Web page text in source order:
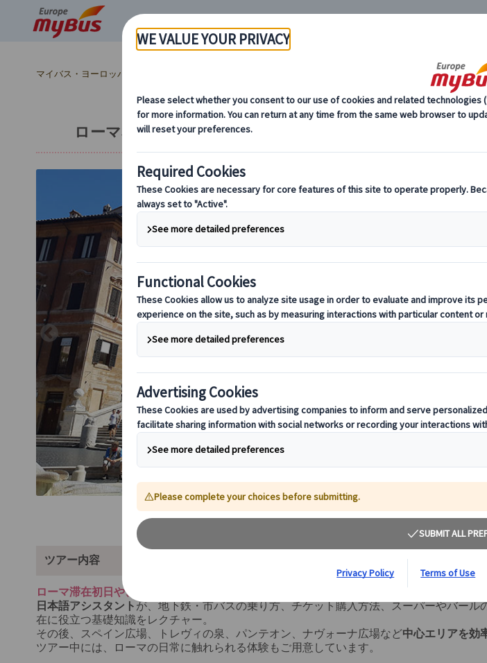
マイバス・ヨーロッパ
ローマ名所めぐり・街歩きツアー（日本語アシスタント
ツアー内容
ローマ滞在初日や、初めてのイタリア旅行に最適な街歩き入門ツアーです♪
日本語アシスタント が、地下鉄・市バスの乗り方、チケット購入方法、スーパーやバール
在に役立つ基礎知識をレクチャー。
その後、スペイン広場、トレヴィの泉、パンテオン、ナヴォーナ広場など中心エリアを効
ツアー中には、ローマの日常に触れられる体験もご用意しています。